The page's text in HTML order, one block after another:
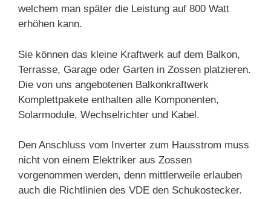
welchem man später die Leistung auf 800 Watt
erhöhen kann.
Sie können das kleine Kraftwerk auf dem Balkon,
Terrasse, Garage oder Garten in Zossen platzieren.
Die von uns angebotenen Balkonkraftwerk
Komplettpakete enthalten alle Komponenten,
Solarmodule, Wechselrichter und Kabel.
Den Anschluss vom Inverter zum Hausstrom muss
nicht von einem Elektriker aus Zossen
vorgenommen werden, denn mittlerweile erlauben
auch die Richtlinien des VDE den Schukostecker.